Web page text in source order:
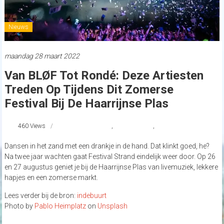
Nieuws
maandag 28 maart 2022
Van BLØF Tot Rondé: Deze Artiesten
Treden Op Tijdens Dit Zomerse
Festival Bij De Haarrijnse Plas
460 Views , ,
Dansen in het zand met een drankje in de hand. Dat klinkt goed, he?
Na twee jaar wachten gaat Festival Strand eindelijk weer door. Op 26
en 27 augustus geniet je bij de Haarrijnse Plas van livemuziek, lekkere
hapjes en een zomerse markt.
Lees verder bij de bron: indebuurt
Photo by Pablo Heimplatzon Unsplash